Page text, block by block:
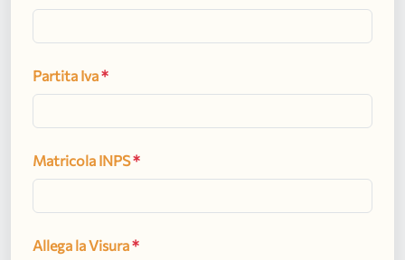
Partita Iva*
Matricola INPS*
Allega la Visura*